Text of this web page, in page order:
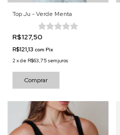
Top Ju - Verde Menta
R$127,50
R$121,13 com Pix
2 xde R$63,75 sem juros
Comprar